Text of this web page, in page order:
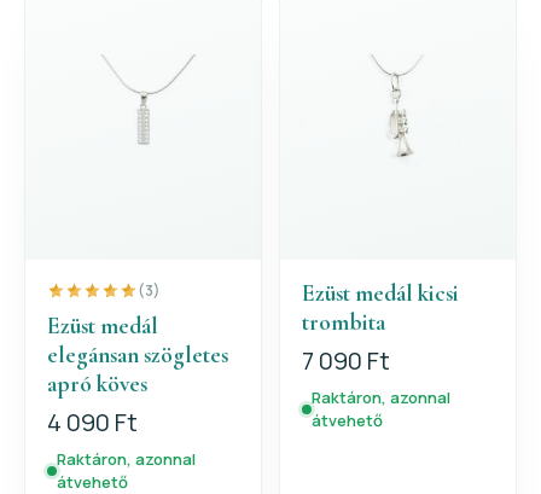
(3)
Ezüst medál
elegánsan szögletes
apró köves
4 090 Ft
Raktáron, azonnal
átvehető
Ezüst medál kicsi
trombita
7 090 Ft
Raktáron, azonnal
átvehető